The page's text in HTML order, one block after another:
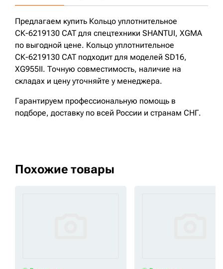
Предлагаем купить Кольцо уплотнительное
СК-6219130 CAT для спецтехники SHANTUI, XGMA
по выгодной цене. Кольцо уплотнительное
СК-6219130 CAT подходит для моделей SD16,
XG955II. Точную совместимость, наличие на
складах и цену уточняйте у менеджера.
Гарантируем профессиональную помощь в
подборе, доставку по всей России и странам СНГ.
Похожие товары